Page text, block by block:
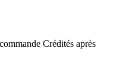
Crédités après